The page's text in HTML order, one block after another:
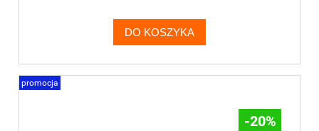
DO KOSZYKA
-20%
promocja